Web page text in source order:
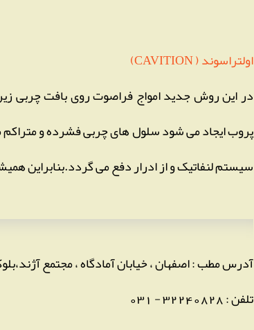
اولتراسوند ( CAVITION)
در این روش جدید امواج فراصوت روی بافت چربی
پروب ایجاد می شود سلول های چربی فشرده و
سیستم لنفاتیک و از ادرار دفع می گردد.بنابراین
آدرس مطب : اصفهان ، خیابان آمادگاه ، مجتمع
تلفن : 32240828 - 031